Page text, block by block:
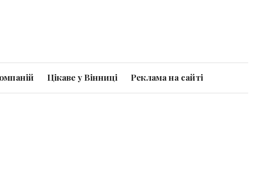
Цікаве у Вінниці Реклама на сайті